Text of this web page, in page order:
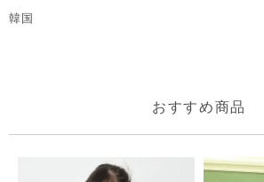
韓国
おすすめ商品